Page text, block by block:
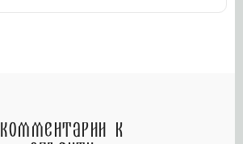
Комментарии к